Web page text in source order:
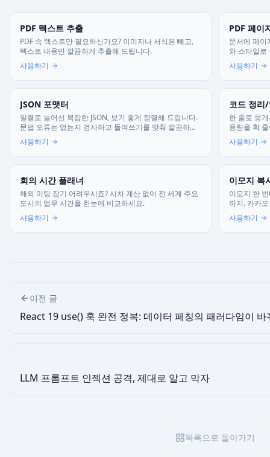
PDF 텍스트 추출
PDF 속 텍스트만 필요하신가요? 이미지나 서식은 빼고,
텍스트 내용만 깔끔하게 추출해 드립니다.
사용하기
PDF 페이
문서에 페이
와 스타일로
사용하기
JSON 포맷터
일렬로 늘어선 복잡한 JSON, 보기 좋게 정렬해 드립니다.
문법 오류는 없는지 검사하고 들여쓰기를 맞춰 깔끔하게
변환하세요.
사용하기
코드 정리
한 줄로 뭉
용량을 확
버로 전송
사용하기
회의 시간 플래너
해외 미팅 잡기 어려우시죠? 시차 계산 없이 전 세계 주요
도시의 업무 시간을 한눈에 비교하세요.
사용하기
이모지 복
이모지 한
까지. 카카
사용하기
이전 글
React 19 use() 훅 완전 정복: 데이터 페칭의 패러다임이 바
LLM 프롬프트 인젝션 공격, 제대로 알고 막자
목록으로 돌아가기